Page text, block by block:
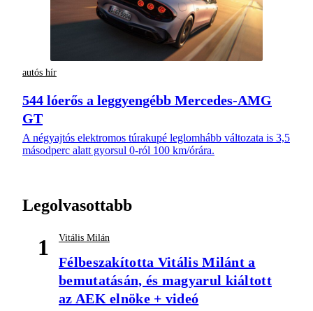
autós hír
544 lóerős a leggyengébb Mercedes-AMG
GT
A négyajtós elektromos túrakupé leglomhább változata is 3,5
másodperc alatt gyorsul 0-ról 100 km/órára.
Legolvasottabb
1 Vitális Milán
Félbeszakította Vitális Milánt a
bemutatásán, és magyarul kiáltott
az AEK elnöke + videó